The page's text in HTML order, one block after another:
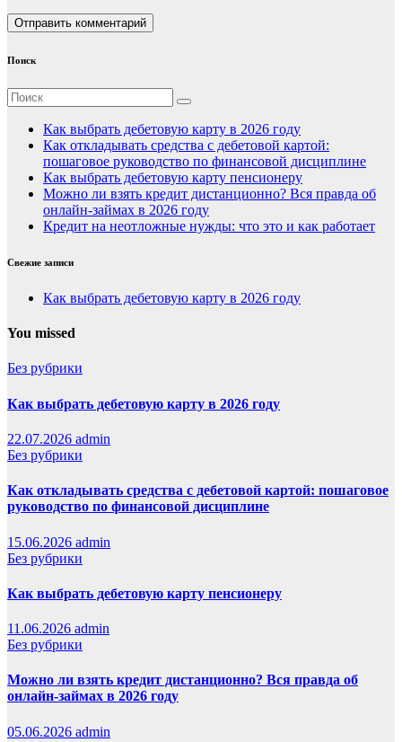
Поиск
Как выбрать дебетовую карту в 2026 году
Как откладывать средства с дебетовой картой:
пошаговое руководство по финансовой дисциплине
Как выбрать дебетовую карту пенсионеру
Можно ли взять кредит дистанционно? Вся правда об
онлайн-займах в 2026 году
Кредит на неотложные нужды: что это и как работает
Свежие записи
Как выбрать дебетовую карту в 2026 году
You missed
Без рубрики
Как выбрать дебетовую карту в 2026 году
22.07.2026 admin
Без рубрики
Как откладывать средства с дебетовой картой: пошаговое
руководство по финансовой дисциплине
15.06.2026 admin
Без рубрики
Как выбрать дебетовую карту пенсионеру
11.06.2026 admin
Без рубрики
Можно ли взять кредит дистанционно? Вся правда об
онлайн-займах в 2026 году
05.06.2026 admin